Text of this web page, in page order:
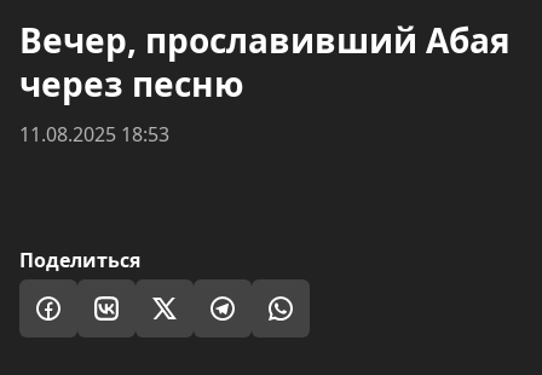
Вечер, прославивший Абая
через песню
11.08.2025 18:53
Поделиться